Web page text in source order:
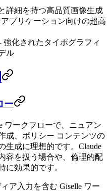
詳細を持つ高品質画像生成
プリケーション向けの超高
強化されたタイポグラフィ
ル
ー
ワークフローで、ニュアン
成、ポリシー コンテンツの
生成に理想的です。Claude
容を扱う場合や、倫理的配
に効果的です。
ア入力を含む Giselle ワー